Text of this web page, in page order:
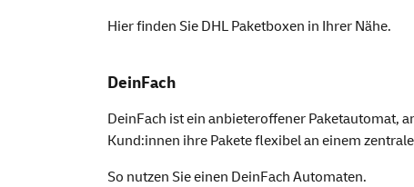
Hier finden Sie DHL Paketboxen in Ihrer Nähe.
DeinFach
DeinFach ist ein anbieteroffener Paketautomat,
Kund:innen ihre Pakete flexibel an einem
So nutzen Sie einen DeinFach Automaten.